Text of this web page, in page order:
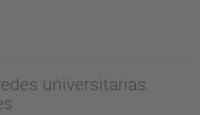
universitarias